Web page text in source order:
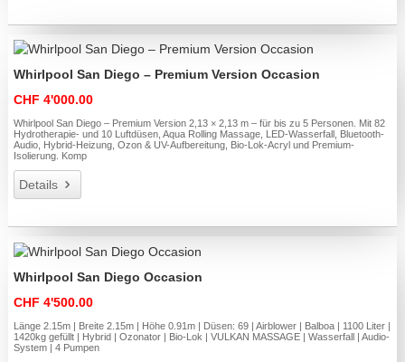
Whirlpool San Diego – Premium Version Occasion
CHF 4'000.00
Whirlpool San Diego – Premium Version 2,13 × 2,13 m – für bis zu 5 Personen. Mit 82
Hydrotherapie- und 10 Luftdüsen, Aqua Rolling Massage, LED-Wasserfall, Bluetooth-
Audio, Hybrid-Heizung, Ozon & UV-Aufbereitung, Bio-Lok-Acryl und Premium-
Isolierung. Komp
Details
Whirlpool San Diego Occasion
CHF 4'500.00
Länge 2.15m | Breite 2.15m | Höhe 0.91m | Düsen: 69 | Airblower | Balboa | 1100 Liter |
1420kg gefüllt | Hybrid | Ozonator | Bio-Lok | VULKAN MASSAGE | Wasserfall | Audio-
System | 4 Pumpen